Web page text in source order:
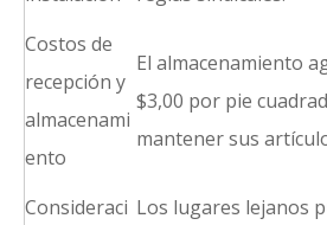
Costos de
recepción y
almacenami
ento
El almacenamiento
$3,00 por pie
mantener sus
Consideraci Los lugares lejanos